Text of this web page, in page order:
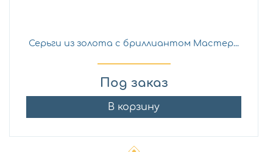
Серьги из золота с бриллиантом Мастер...
Под заказ
В корзину